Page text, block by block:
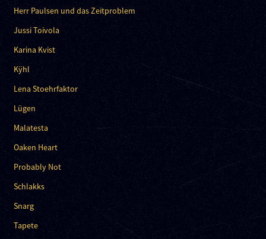
Herr Paulsen und das Zeitproblem
Jussi Toivola
Karina Kvist
Kÿhl
Lena Stoehrfaktor
Lügen
Malatesta
Oaken Heart
Probably Not
Schlakks
Snarg
Tapete